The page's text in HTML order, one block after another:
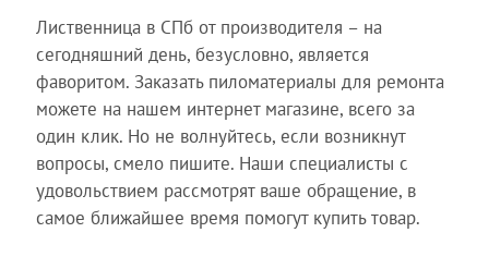
Лиственница в СПб от производителя – на
сегодняшний день, безусловно, является
фаворитом. Заказать пиломатериалы для ремонта
можете на нашем интернет магазине, всего за
один клик. Но не волнуйтесь, если возникнут
вопросы, смело пишите. Наши специалисты с
удовольствием рассмотрят ваше обращение, в
самое ближайшее время помогут купить товар.